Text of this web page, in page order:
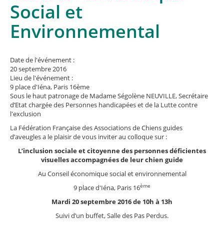
Social et
Environnemental
Date de l'événement :
20 septembre 2016
Lieu de l'événement :
9 place d'Iéna, Paris 16ème
Sous le haut patronage de Madame Ségolène NEUVILLE, Secrétaire
d’Etat chargée des Personnes handicapées et de la Lutte contre
l'exclusion
La Fédération Française des Associations de Chiens guides
d’aveugles a le plaisir de vous inviter au colloque sur :
L’inclusion sociale et citoyenne des personnes déficientes
visuelles accompagnées de leur chien guide
Au Conseil économique social et environnemental
9 place d'Iéna, Paris 16ème
Mardi 20 septembre 2016 de 10h à 13h
Suivi d’un buffet, Salle des Pas Perdus.